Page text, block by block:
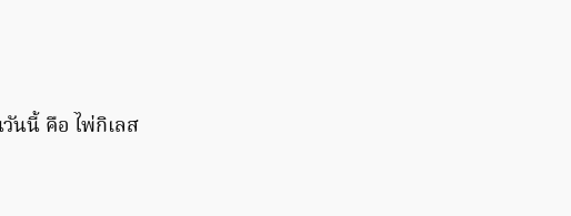
นนี้ คือ ไพ่กิเลส